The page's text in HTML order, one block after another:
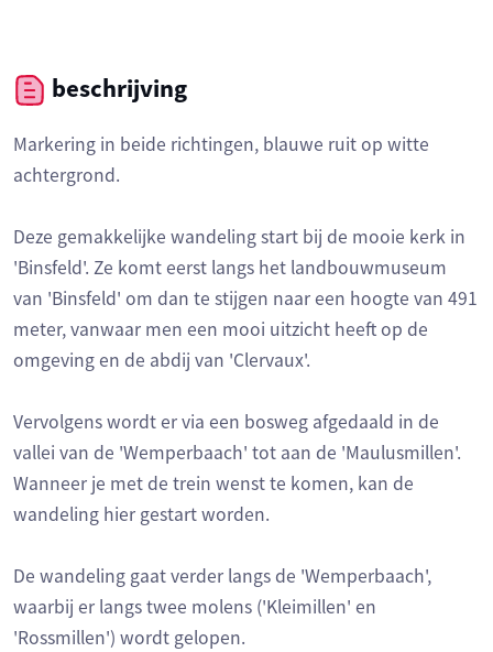
beschrijving
Markering in beide richtingen, blauwe ruit op witte
achtergrond.
Deze gemakkelijke wandeling start bij de mooie kerk in
'Binsfeld'. Ze komt eerst langs het landbouwmuseum
van 'Binsfeld' om dan te stijgen naar een hoogte van 491
meter, vanwaar men een mooi uitzicht heeft op de
omgeving en de abdij van 'Clervaux'.
Vervolgens wordt er via een bosweg afgedaald in de
vallei van de 'Wemperbaach' tot aan de 'Maulusmillen'.
Wanneer je met de trein wenst te komen, kan de
wandeling hier gestart worden.
De wandeling gaat verder langs de 'Wemperbaach',
waarbij er langs twee molens ('Kleimillen' en
'Rossmillen') wordt gelopen.